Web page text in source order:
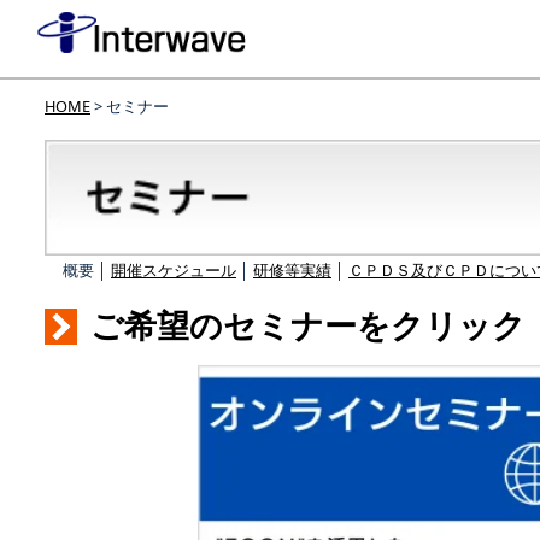
HOME> セミナー
概要 │ 開催スケジュール 研修等実績 ＣＰＤＳ及びＣＰＤにつ
ご希望のセミナーをクリック